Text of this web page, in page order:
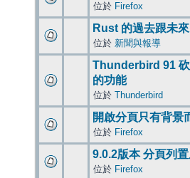
位於 Firefox
Rust 的過去跟未來
位於 新聞與報導
Thunderbird 91
的功能
位於 Thunderbird
開啟分頁只有背景
位於 Firefox
9.0.2版本 分頁列
位於 Firefox